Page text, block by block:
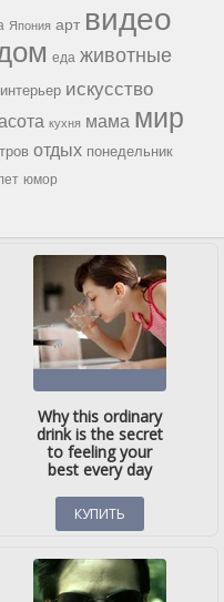
Япония арт видео
еда животные
интерьер искусство
кухня мама мир
отдых понедельник
юмор